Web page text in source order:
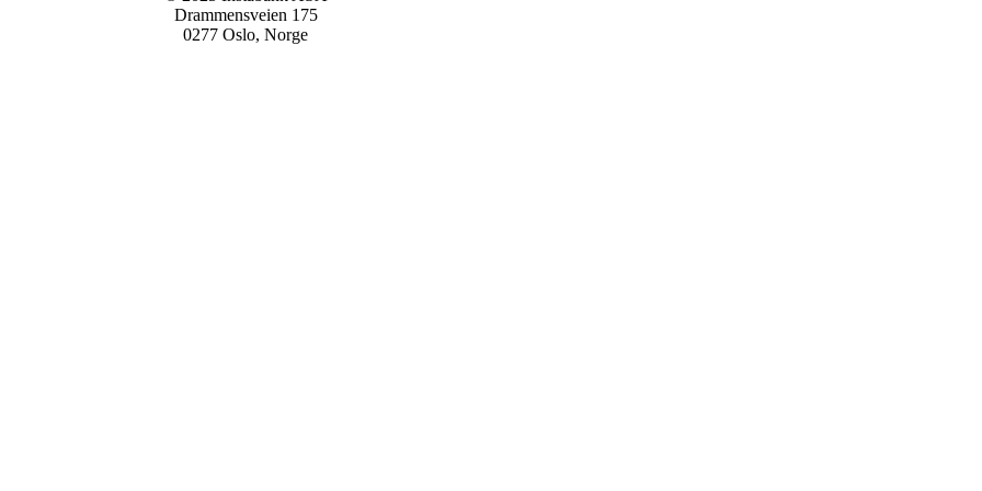
Drammensveien 175
0277 Oslo, Norge